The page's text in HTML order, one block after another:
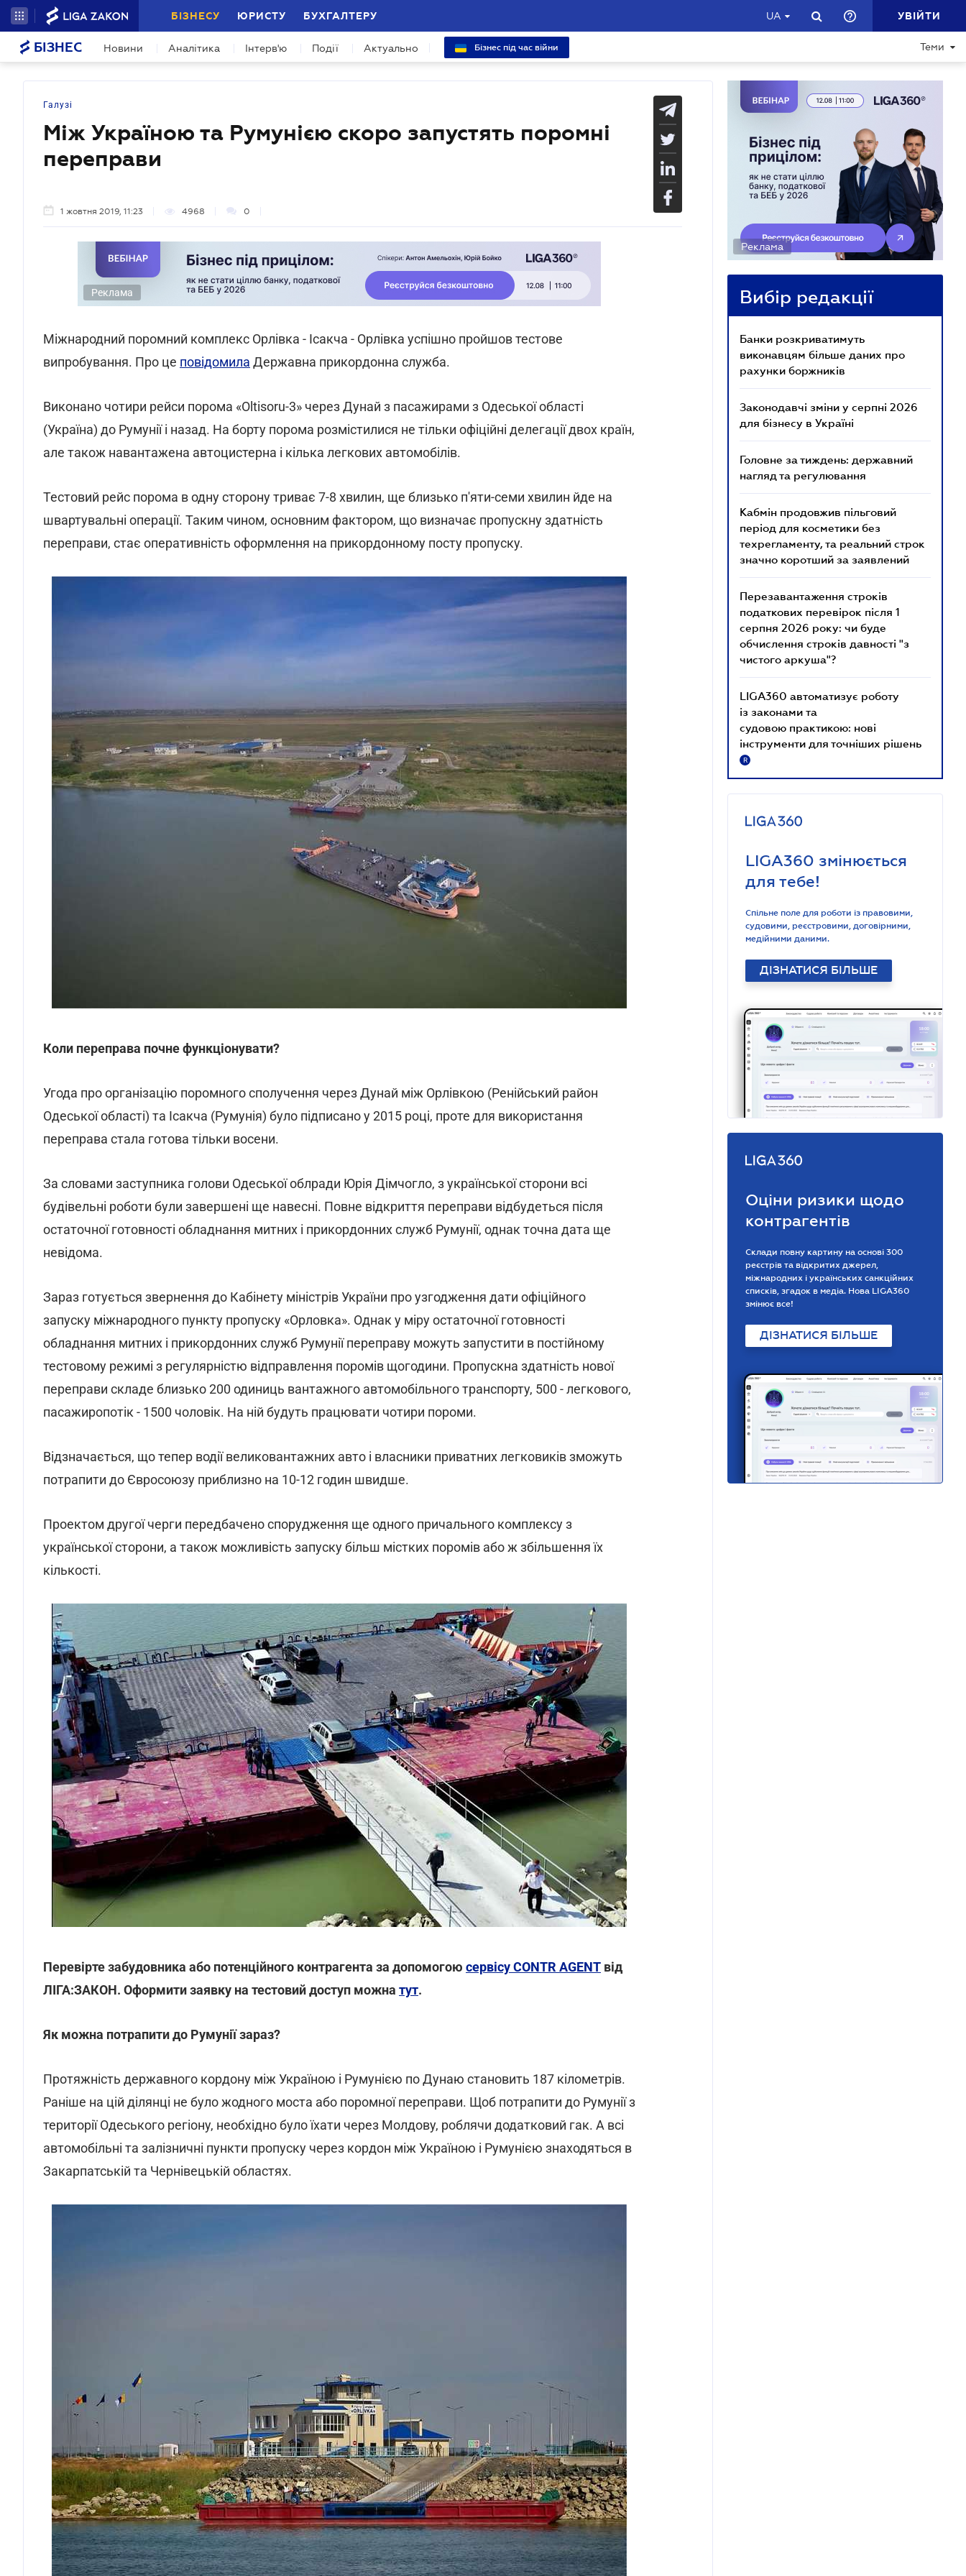
БІЗНЕСУ ЮРИСТУ БУХГАЛТЕРУ UA УВІЙТИ
БІЗНЕС Новини Аналітика Інтерв'ю Події Актуально Бізнес під час війни Теми
Галузі
Між Україною та Румунією скоро запустять поромні
переправи
1 жовтня 2019, 11:23 4968 0
Реклама
Міжнародний поромний комплекс Орлівка - Ісакча - Орлівка успішно пройшов тестове
випробування. Про це повідомила Державна прикордонна служба.
Виконано чотири рейси порома «Oltisoru-3» через Дунай з пасажирами з Одеської області
(Україна) до Румунії і назад. На борту порома розмістилися не тільки офіційні делегації двох країн,
але також навантажена автоцистерна і кілька легкових автомобілів.
Тестовий рейс порома в одну сторону триває 7-8 хвилин, ще близько п'яти-семи хвилин йде на
швартувальні операції. Таким чином, основним фактором, що визначає пропускну здатність
переправи, стає оперативність оформлення на прикордонному посту пропуску.
Коли переправа почне функціонувати?
Угода про організацію поромного сполучення через Дунай між Орлівкою (Ренійський район
Одеської області) та Ісакча (Румунія) було підписано у 2015 році, проте для використання
переправа стала готова тільки восени.
За словами заступника голови Одеської облради Юрія Дімчогло, з української сторони всі
будівельні роботи були завершені ще навесні. Повне відкриття переправи відбудеться після
остаточної готовності обладнання митних і прикордонних служб Румунії, однак точна дата ще
невідома.
Зараз готується звернення до Кабінету міністрів України про узгодження дати офіційного
запуску міжнародного пункту пропуску «Орловка». Однак у міру остаточної готовності
обладнання митних і прикордонних служб Румунії переправу можуть запустити в постійному
тестовому режимі з регулярністю відправлення поромів щогодини. Пропускна здатність нової
переправи складе близько 200 одиниць вантажного автомобільного транспорту, 500 - легкового,
пасажиропотік - 1500 чоловік. На ній будуть працювати чотири пороми.
Відзначається, що тепер водії великовантажних авто і власники приватних легковиків зможуть
потрапити до Євросоюзу приблизно на 10-12 годин швидше.
Проектом другої черги передбачено спорудження ще одного причального комплексу з
української сторони, а також можливість запуску більш містких поромів або ж збільшення їх
кількості.
Перевірте забудовника або потенційного контрагента за допомогою сервісу CONTR AGENT від
ЛІГА:ЗАКОН. Оформити заявку на тестовий доступ можна тут.
Як можна потрапити до Румунії зараз?
Протяжність державного кордону між Україною і Румунією по Дунаю становить 187 кілометрів.
Раніше на цій ділянці не було жодного моста або поромної переправи. Щоб потрапити до Румунії з
території Одеського регіону, необхідно було їхати через Молдову, роблячи додатковий гак. А всі
автомобільні та залізничні пункти пропуску через кордон між Україною і Румунією знаходяться в
Закарпатській та Чернівецькій областях.
Реклама
Вибір редакції
Банки розкриватимуть
виконавцям більше даних про
рахунки боржників
Законодавчі зміни у серпні 2026
для бізнесу в Україні
Головне за тиждень: державний
нагляд та регулювання
Кабмін продовжив пільговий
період для косметики без
техрегламенту, та реальний строк
значно коротший за заявлений
Перезавантаження строків
податкових перевірок після 1
серпня 2026 року: чи буде
обчислення строків давності "з
чистого аркуша"?
LIGA360 автоматизує роботу
із законами та
судовою практикою: нові
інструменти для точніших рішень
R
LIGA360 змінюється
для тебе!
Спільне поле для роботи із правовими,
судовими, реєстровими, договірними,
медійними даними.
ДІЗНАТИСЯ БІЛЬШЕ
Оціни ризики щодо
контрагентів
Склади повну картину на основі 300
реєстрів та відкритих джерел,
міжнародних і українських санкційних
списків, згадок в медіа. Нова LIGA360
змінює все!
ДІЗНАТИСЯ БІЛЬШЕ